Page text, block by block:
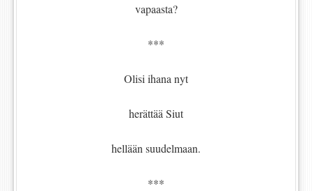
vapaasta?
***
Olisi ihana nyt
herättää Siut
hellään suudelmaan.
***